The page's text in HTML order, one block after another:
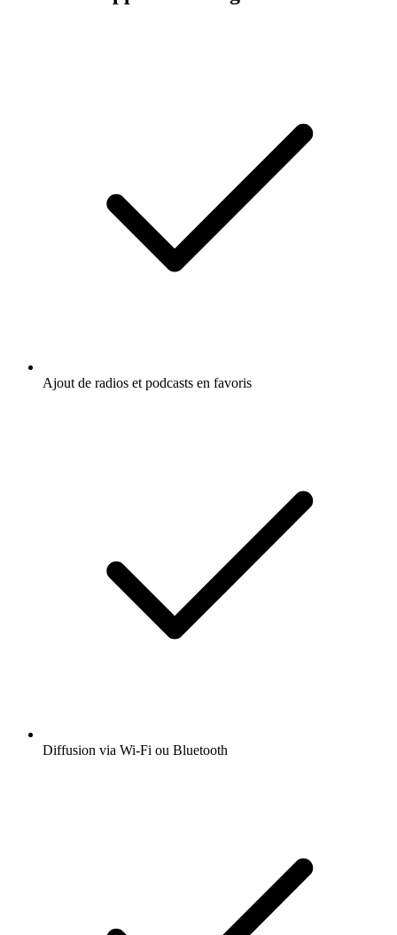
Ajout de radios et podcasts en favoris
Diffusion via Wi-Fi ou Bluetooth